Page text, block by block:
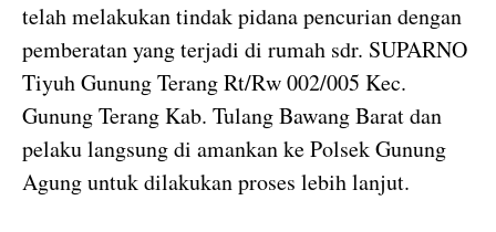
telah melakukan tindak pidana pencurian dengan
pemberatan yang terjadi di rumah sdr. SUPARNO
Tiyuh Gunung Terang Rt/Rw 002/005 Kec.
Gunung Terang Kab. Tulang Bawang Barat dan
pelaku langsung di amankan ke Polsek Gunung
Agung untuk dilakukan proses lebih lanjut.